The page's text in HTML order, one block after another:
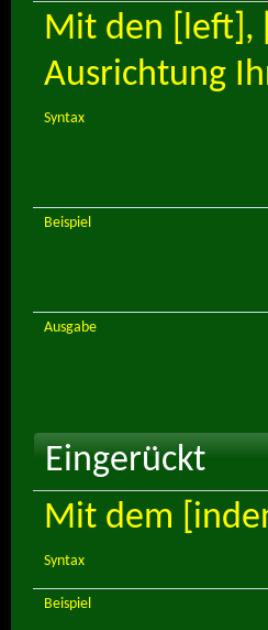
Mit den [left],
Ausrichtung
Syntax
Beispiel
Ausgabe
Eingerückt
Mit dem
Syntax
Beispiel